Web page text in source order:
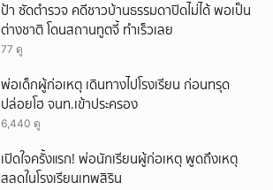
ป้า ซัดตำรวจ คดีชาวบ้านธรรมดาปิดไม่ได้ พอเป็น
ต่างชาติ โดนสถานทูตจี้ ทำเร็วเลย
77 ดู
พ่อเด็กผู้ก่อเหตุ เดินทางไปโรงเรียน ก่อนทรุด
ปล่อยโฮ จนท.เข้าประครอง
6,440 ดู
เปิดใจครั้งแรก! พ่อนักเรียนผู้ก่อเหตุ พูดถึงเหตุ
สลดในโรงเรียนเทพสิริน